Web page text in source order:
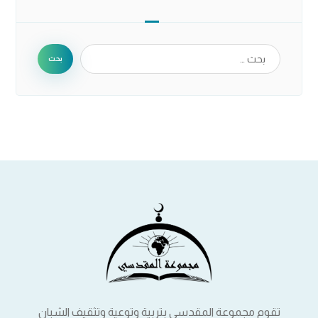
بحث
تقوم مجموعة المقدسي بتربية وتوعية وتثقيف الشبان